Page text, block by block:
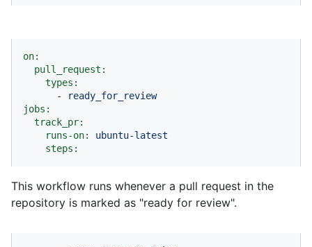
on:
pull_request:
types:
-
ready_for_review
jobs:
track_pr:
runs-on:
ubuntu-latest
steps:
This workflow runs whenever a pull request in the
repository is marked as "ready for review".